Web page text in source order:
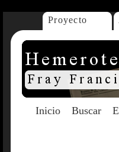
Proyecto
Inicio Buscar